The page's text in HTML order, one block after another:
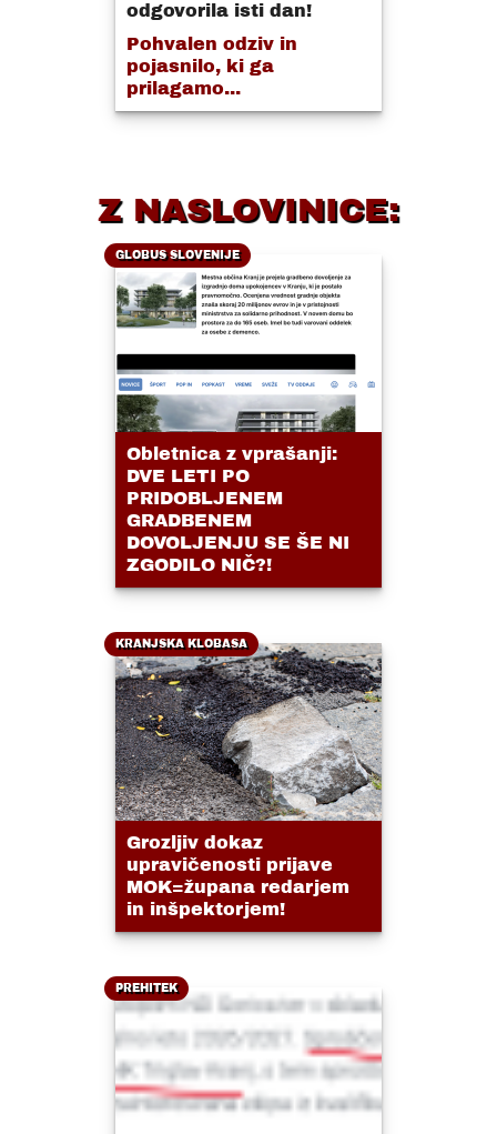
odgovorila isti dan!
Pohvalen odziv in
pojasnilo, ki ga
prilagamo...
Z NASLOVINICE:
GLOBUS SLOVENIJE
Obletnica z vprašanji:
DVE LETI PO
PRIDOBLJENEM
GRADBENEM
DOVOLJENJU SE ŠE NI
ZGODILO NIČ?!
KRANJSKA KLOBASA
Grozljiv dokaz
upravičenosti prijave
MOK=župana redarjem
in inšpektorjem!
PREHITEK